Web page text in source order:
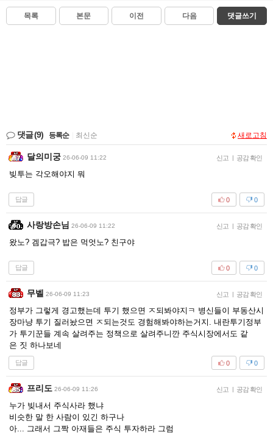
목록 본문 이전 다음 댓글쓰기
댓글(9) 등록순 최신순 새로고침
달의미궁 26-06-09 11:22 신고 | 공감 확인
빚투는 각오해야지 뭐
답글 0
0
사랑방손님 26-06-09 11:22 신고 | 공감 확인
왔노? 겜갑극? 밥은 먹엇노? 친구야
답글 0
0
무벨 26-06-09 11:23 신고 | 공감 확인
정부가 그렇게 경고했는데 투기 했으면 ㅈ되봐야지ㅋ 병신들이 부동산시
장마냥 투기 질러놨으면 ㅈ되는것도 경험해봐야하는거지. 내란투기정부
가 투기꾼들 계속 살려주는 정책으로 살려주니깐 주식시장에서도 같
은 짓 하나보네
답글 0
0
프리도 26-06-09 11:26 신고 | 공감 확인
누가 빚내서 주식사라 했냐
비슷한 말 한 사람이 있긴 하구나
아... 그래서 그짝 아재들은 주식 투자하라 그럼